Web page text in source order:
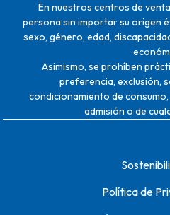
En nuestros centros de
persona sin importar su origen
sexo, género, edad,
Asimismo, se prohíben
preferencia, exclusión,
condicionamiento de
admisión o de
Política de